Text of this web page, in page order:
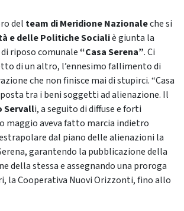
del team di Meridione Nazionaleche si
e delle Politiche Socialiè giunta la
riposo comunale“Casa Serena”. Ci
di un altro, l’ennesimo fallimento di
che non finisce mai di stupirci. “Casa
tra i beni soggetti ad alienazione. Il
Servalli, a seguito di diffuse e forti
maggio aveva fatto marcia indietro
dal piano delle alienazioni la
garantendo la pubblicazione della
della stessa e assegnando una proroga
la Cooperativa Nuovi Orizzonti, fino allo